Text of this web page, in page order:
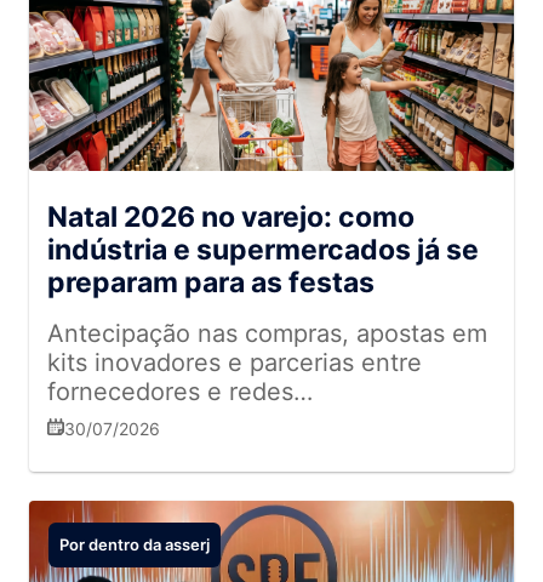
Natal 2026 no varejo: como
indústria e supermercados já se
preparam para as festas
Antecipação nas compras, apostas em
kits inovadores e parcerias entre
fornecedores e redes
supermercadistas são estratégias para
30/07/2026
Por dentro da asserj